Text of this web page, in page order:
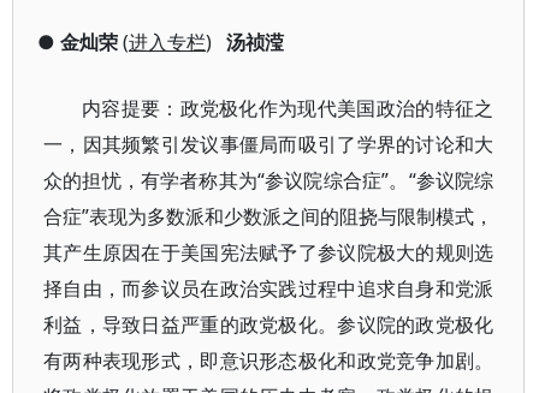
● 金灿荣(进入专栏) 汤祯滢
内容提要：政党极化作为现代美国政治的特征之
一，因其频繁引发议事僵局而吸引了学界的讨论和大
众的担忧，有学者称其为“参议院综合症”。“参议院综
合症”表现为多数派和少数派之间的阻挠与限制模式，
其产生原因在于美国宪法赋予了参议院极大的规则选
择自由，而参议员在政治实践过程中追求自身和党派
利益，导致日益严重的政党极化。参议院的政党极化
有两种表现形式，即意识形态极化和政党竞争加剧。